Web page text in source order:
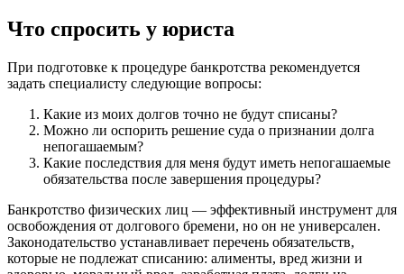
Что спросить у юриста
При подготовке к процедуре банкротства рекомендуется
задать специалисту следующие вопросы:
Какие из моих долгов точно не будут списаны?
Можно ли оспорить решение суда о признании долга
непогашаемым?
Какие последствия для меня будут иметь непогашаемые
обязательства после завершения процедуры?
Банкротство физических лиц — эффективный инструмент для
освобождения от долгового бремени, но он не универсален.
Законодательство устанавливает перечень обязательств,
которые не подлежат списанию: алименты, вред жизни и